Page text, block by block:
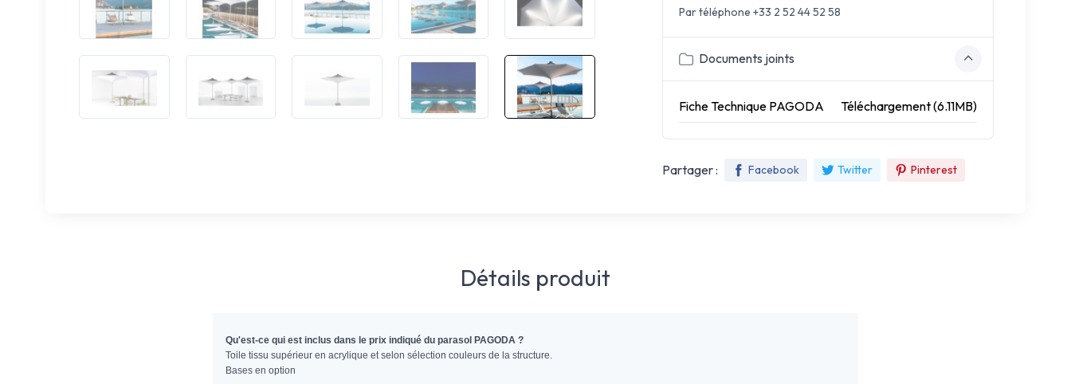
Par téléphone +33 2 52 44 52 58
Documents joints
Fiche Technique PAGODA Téléchargement (6.11MB)
Partager : Facebook Twitter Pinterest
Détails produit
Qu'est-ce qui est inclus dans le prix indiqué du parasol PAGODA ?
Toile tissu supérieur en acrylique et selon sélection couleurs de la structure.
Bases en option